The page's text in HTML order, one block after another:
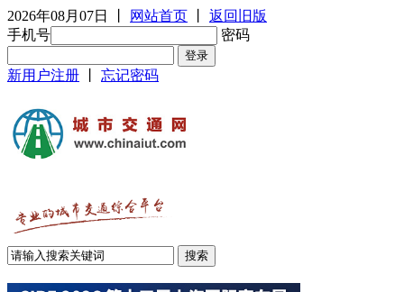
2026年08月07日 网站首页
返回旧版
手机号
密码
新用户注册 忘记密码